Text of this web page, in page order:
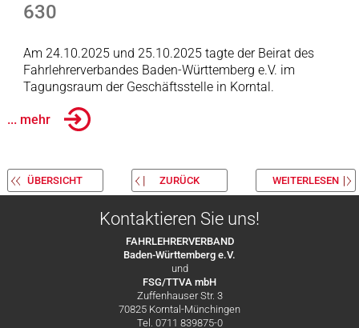
630
Am 24.10.2025 und 25.10.2025 tagte der Beirat des
Fahrlehrerverbandes Baden-Württemberg e.V. im
Tagungsraum der Geschäftsstelle in Korntal.
... mehr
ÜBERSICHT ZURÜCK WEITERLESEN
Kontaktieren Sie uns!
FAHRLEHRERVERBAND
Baden-Württemberg e.V.
und
FSG/TTVA mbH
Zuffenhauser Str. 3
70825 Korntal-Münchingen
Tel. 0711 839875-0